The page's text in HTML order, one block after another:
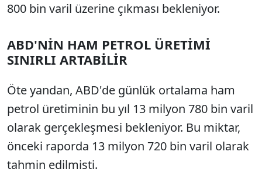
800 bin varil üzerine çıkması bekleniyor.
ABD'NİN HAM PETROL ÜRETİMİ
SINIRLI ARTABİLİR
Öte yandan, ABD'de günlük ortalama ham
petrol üretiminin bu yıl 13 milyon 780 bin varil
olarak gerçekleşmesi bekleniyor. Bu miktar,
önceki raporda 13 milyon 720 bin varil olarak
tahmin edilmişti.